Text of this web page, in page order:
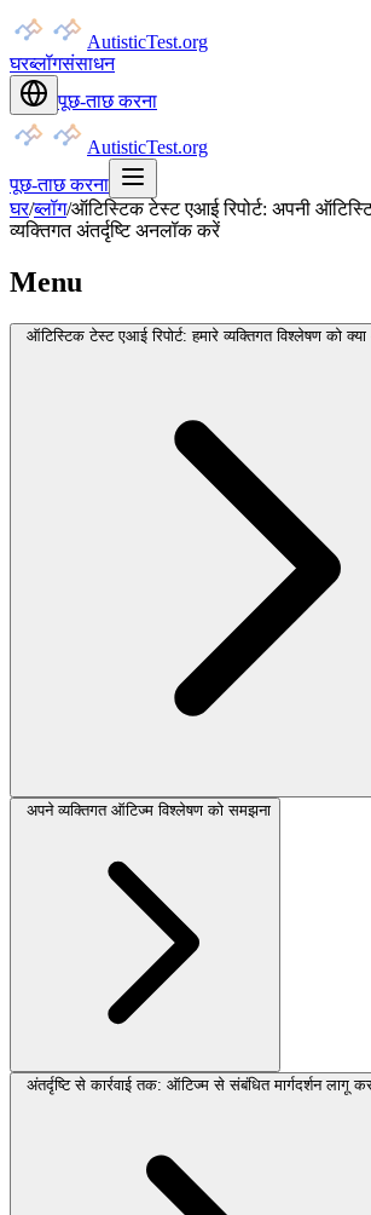
AutisticTest.org
घरब्लॉगसंसाधन
पूछ-ताछ करना
AutisticTest.org
पूछ-ताछ करना
घर/ब्लॉग/ऑटिस्टिक टेस्ट एआई रिपोर्ट: अपनी
व्यक्तिगत अंतर्दृष्टि अनलॉक करें
Menu
ऑटिस्टिक टेस्ट एआई रिपोर्ट: हमारे व्यक्तिगत विश्लेषण को क्या
अपने व्यक्तिगत ऑटिज्म विश्लेषण को समझना
अंतर्दृष्टि से कार्रवाई तक: ऑटिज्म से संबंधित मार्गदर्शन लागू